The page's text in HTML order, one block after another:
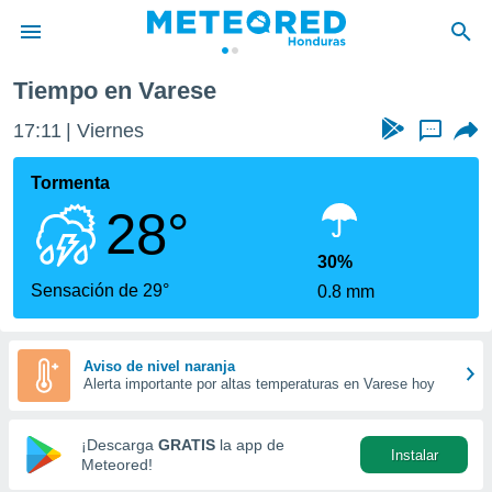
de
ha sido
para
que se
calidad.
a este
las
y
forma
digital
basada
Tiempo en Varese
17:11 Viernes ...
Tormenta
28°
Sensación de 29°
30%
0.8 mm
Aviso de nivel naranja
Alerta importante por altas temperaturas en Varese hoy
¡Descarga GRATIS la app de
Meteored!
Instalar